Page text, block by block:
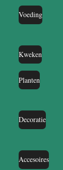
Voeding
Kweken
Planten
Decoratie
Accesoires